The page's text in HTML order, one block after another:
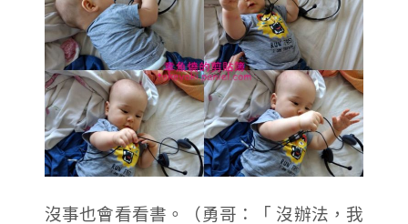
沒事也會看看書。（勇哥：「 沒辦法，我